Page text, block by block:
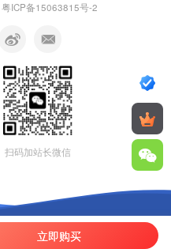
粤ICP备15063815号-2
扫码加站长微信
立即购买